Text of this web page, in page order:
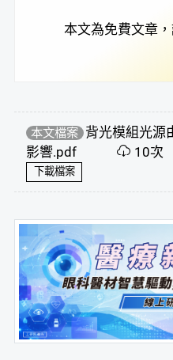
本文為免費文章
本文檔案 背光模組光源
影響.pdf
10次
下載檔案